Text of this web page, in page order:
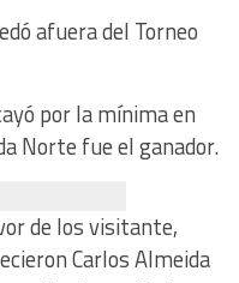
afuera del Torneo
por la mínima en
Norte fue el ganador.
de los visitante,
Carlos Almeida